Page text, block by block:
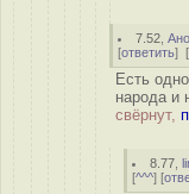
7.52 ,
[ответить] [
Есть
народа и
свёрнут,
8.77 ,
[^^^] [